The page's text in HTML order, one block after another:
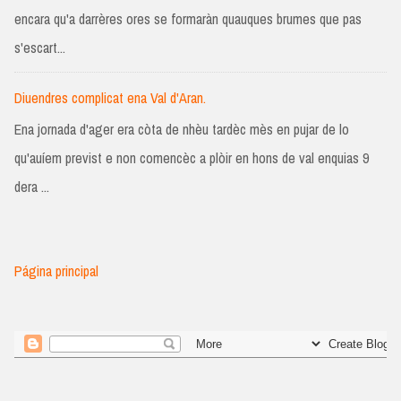
encara qu'a darrères ores se formaràn quauques brumes que pas
s'escart...
Diuendres complicat ena Val d'Aran.
Ena jornada d'ager era còta de nhèu tardèc mès en pujar de lo
qu'auíem previst e non comencèc a plòir en hons de val enquias 9
dera ...
Página principal